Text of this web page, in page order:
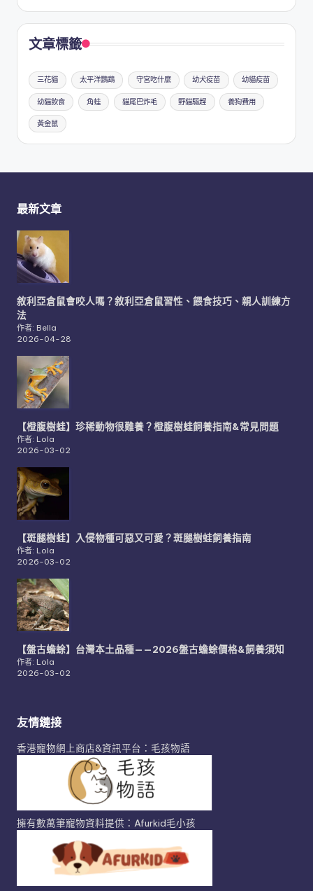
文章標籤
三花貓 太平洋鸚鵡 守宮吃什麼 幼犬疫苗 幼貓疫苗
幼貓飲食 角蛙 貓尾巴炸毛 野貓驅趕 養狗費用
黃金鼠
最新文章
敘利亞倉鼠會咬人嗎？敘利亞倉鼠習性、餵食技巧、親人訓練方
法
作者: Bella
2026-04-28
【橙腹樹蛙】珍稀動物很難養？橙腹樹蛙飼養指南&常見問題
作者: Lola
2026-03-02
【斑腿樹蛙】入侵物種可惡又可愛？斑腿樹蛙飼養指南
作者: Lola
2026-03-02
【盤古蟾蜍】台灣本土品種——2026盤古蟾蜍價格&飼養須知
作者: Lola
2026-03-02
友情鏈接
香港寵物網上商店&資訊平台：毛孩物語
擁有數萬筆寵物資料提供：Afurkid毛小孩